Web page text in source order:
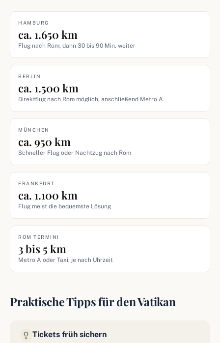
HAMBURG
ca. 1.650 km
Flug nach Rom, dann 30 bis 90 Min. weiter
BERLIN
ca. 1.500 km
Direktflug nach Rom möglich, anschließend Metro A
MÜNCHEN
ca. 950 km
Schneller Flug oder Nachtzug nach Rom
FRANKFURT
ca. 1.100 km
Flug meist die bequemste Lösung
ROM TERMINI
3 bis 5 km
Metro A oder Taxi, je nach Uhrzeit
Praktische Tipps für den Vatikan
Tickets früh sichern